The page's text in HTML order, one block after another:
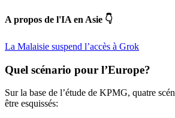
A propos de l'IA en Asie 👇
La Malaisie suspend l’accès à Grok
Quel scénario pour l’Europe?
Sur la base de l’étude de KPMG, quatre
être esquissés: